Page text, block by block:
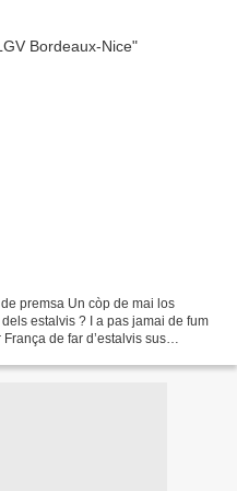
premsa Un còp de mai los
estalvis ? I a pas jamai de fum
de far d’estalvis sus